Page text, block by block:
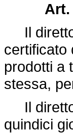
Art.
Il
certificato
prodotti a
stessa,
Il
quindici